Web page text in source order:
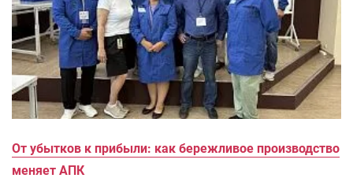
От убытков к прибыли: как бережливое производство
меняет АПК